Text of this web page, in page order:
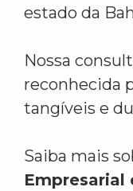
estado da
Nossa
reconhecida
tangíveis e
Saiba mais
Empresarial